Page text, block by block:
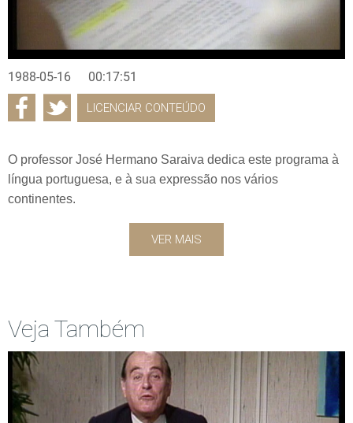
1988-05-16 00:17:51
LICENCIAR CONTEÚDO
O professor José Hermano Saraiva dedica este programa à
língua portuguesa, e à sua expressão nos vários
continentes.
VER MAIS
Veja Também